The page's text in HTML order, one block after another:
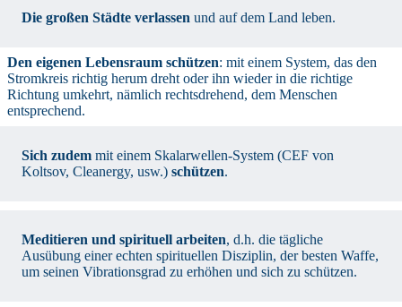
Die großen Städte verlassen und auf dem Land leben.
Den eigenen Lebensraum schützen: mit einem System, das den
Stromkreis richtig herum dreht oder ihn wieder in die richtige
Richtung umkehrt, nämlich rechtsdrehend, dem Menschen
entsprechend.
Sich zudem mit einem Skalarwellen-System (CEF von
Koltsov, Cleanergy, usw.) schützen.
Meditieren und spirituell arbeiten, d.h. die tägliche
Ausübung einer echten spirituellen Disziplin, der besten Waffe,
um seinen Vibrationsgrad zu erhöhen und sich zu schützen.